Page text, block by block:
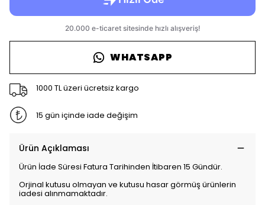
WHATSAPP
1000 TL üzeri ücretsiz kargo
15 gün içinde iade değişim
Ürün Açıklaması
Ürün İade Süresi Fatura Tarihinden İtibaren 15 Gündür.
Orjinal kutusu olmayan ve kutusu hasar görmüş ürünlerin
iadesi alınmamaktadır.